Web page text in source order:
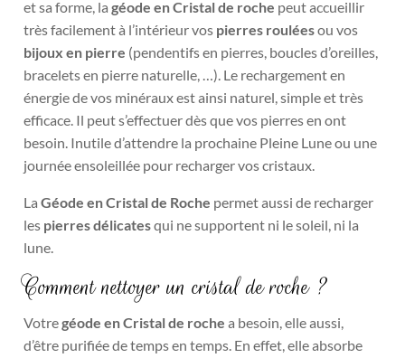
et sa forme, lagéode en Cristal de roche peut accueillir
très facilement à l’intérieur vos pierres rouléesou vos
bijoux en pierre (pendentifs en pierres, boucles d’oreilles,
bracelets en pierre naturelle, …). Le rechargement en
énergie de vos minéraux est ainsi naturel, simple et très
efficace. Il peut s’effectuer dès que vos pierres en ont
besoin. Inutile d’attendre la prochaine Pleine Lune ou une
journée ensoleillée pour recharger vos cristaux.
LaGéode en Cristal de Roche permet aussi de recharger
les pierres délicatesqui ne supportent ni le soleil, ni la
lune.
Comment nettoyer un cristal de roche ?
Votregéode en Cristal de roche a besoin, elle aussi,
d’être purifiée de temps en temps. En effet, elle absorbe